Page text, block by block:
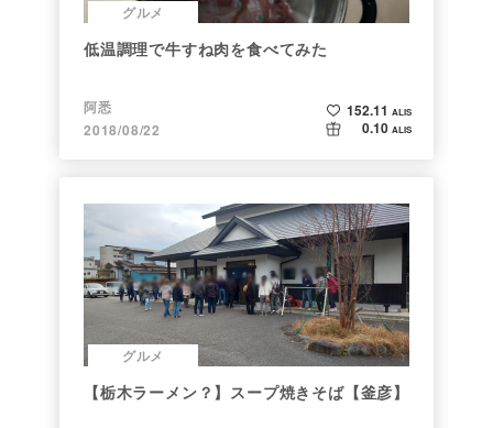
グルメ
低温調理で牛すね肉を食べてみた
阿悉
2018/08/22
152.11 ALIS
0.10 ALIS
グルメ
【栃木ラーメン？】スープ焼きそば【釜彦】